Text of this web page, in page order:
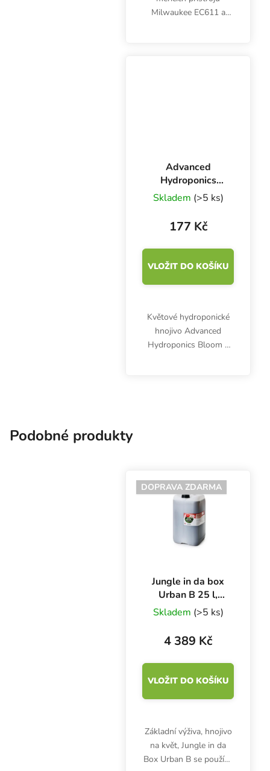
Milwaukee EC611 a
Advanced
Hydroponics
Bloom 500 ml,
základní hnojivo
květová složka
Skladem (>5 ks)
177 Kč
VLOŽIT DO KOŠÍKU
Květové hydroponické
hnojivo Advanced
Hydroponics Bloom z
Podobné produkty
DOPRAVA ZDARMA
Jungle in da box
Urban B 25 l,
základní hnojivo
květová složka
Skladem (>5 ks)
4 389 Kč
VLOŽIT DO KOŠÍKU
Základní výživa, hnojivo
na květ, Jungle in da
Box Urban B se používá